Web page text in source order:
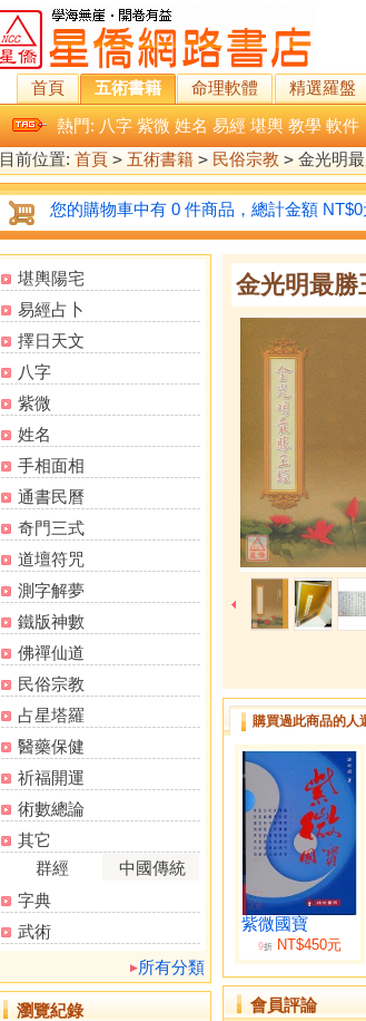
首頁 五術書籍 命理軟體 精選羅盤
熱門: 八字 紫微 姓名 易經 堪輿 教學 軟件
目前位置: 首頁 > 五術書籍 > 民俗宗教 > 金光明
您的購物車中有 0 件商品，總計金額 NT$0
堪輿陽宅
易經占卜
擇日天文
八字
紫微
姓名
手相面相
通書民曆
奇門三式
道壇符咒
測字解夢
鐵版神數
佛禪仙道
民俗宗教
占星塔羅
醫藥保健
祈福開運
術數總論
其它
群經
中國傳統
字典
武術
所有分類
瀏覽紀錄
金光明最勝
購買過此商品的人
紫微國寶
9折 NT$450元
會員評論